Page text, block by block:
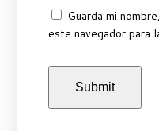
Guarda mi
este navegador para